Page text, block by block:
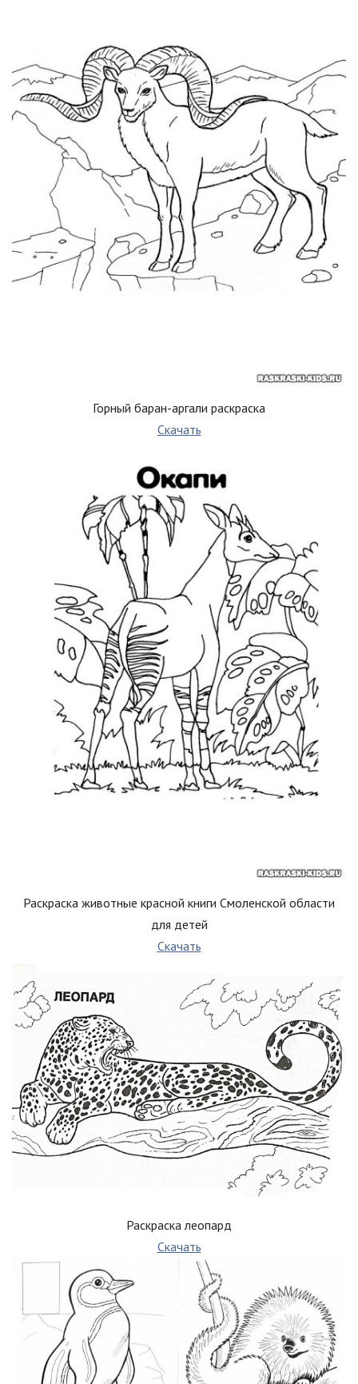
Горный баран-аргали раскраска
Скачать
Раскраска животные красной книги Смоленской области
для детей
Скачать
Раскраска леопард
Скачать